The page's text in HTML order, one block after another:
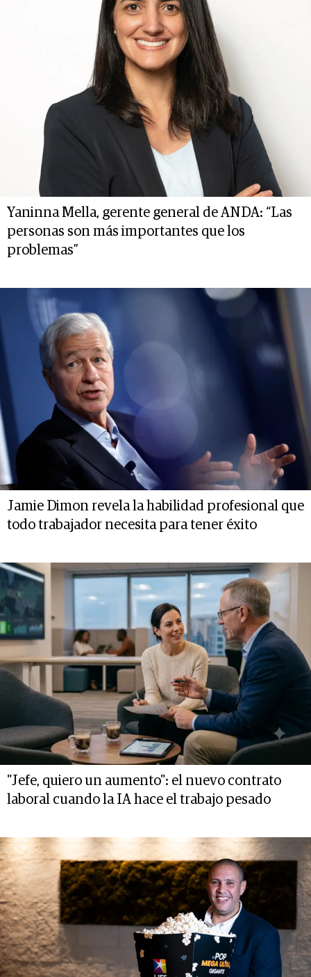
Yaninna Mella, gerente general de ANDA: “Las
personas son más importantes que los
problemas”
Jamie Dimon revela la habilidad profesional que
todo trabajador necesita para tener éxito
"Jefe, quiero un aumento": el nuevo contrato
laboral cuando la IA hace el trabajo pesado